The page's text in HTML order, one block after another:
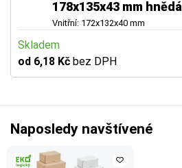
178x135x43 mm hnědá
Vnitřní: 172x132x40 mm
Skladem
od 6,18 Kč bez DPH
Naposledy navštívené